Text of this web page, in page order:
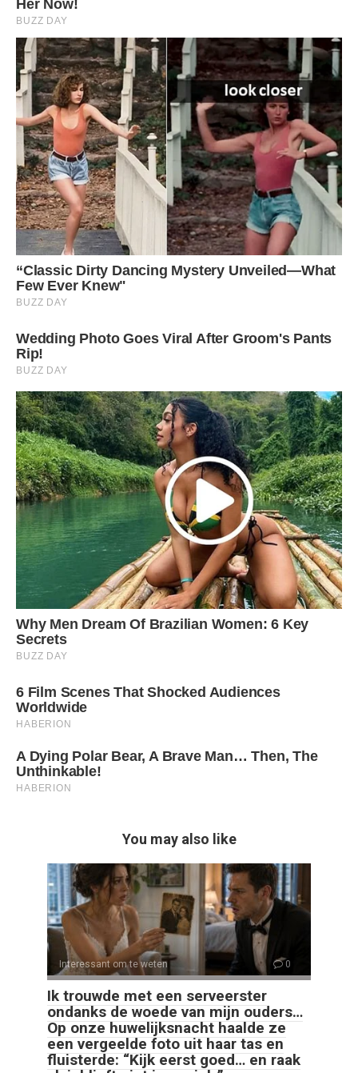
You may also like
Interessant om te weten 0
Ik trouwde met een serveerster
ondanks de woede van mijn ouders…
Op onze huwelijksnacht haalde ze
een vergeelde foto uit haar tas en
fluisterde: “Kijk eerst goed… en raak